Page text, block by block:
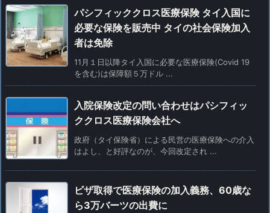
パシフィッククロス医療保険 タイ入国に
必要な保険を販売中 タイの社会保険加入
者は免除
11月１日以降タイ入国に必要な医療保険(Covid 19
を含む)は保障額５万ドル ...
入院保険改定の問い合わせはパシフィッ
ククロス医療保険会社へ
政府（タイ保険省）による民営の医療保険への介入
はよし、と好評なのが、今回改定され ...
ビザ取得で医療保険の加入義務、60歳な
ら3万バーツの出費に